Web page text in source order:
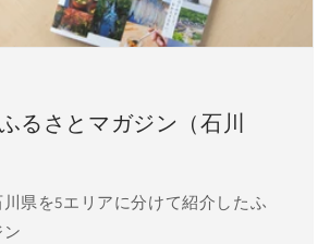
るさとマガジン（石川
県を5エリアに分けて紹介したふ